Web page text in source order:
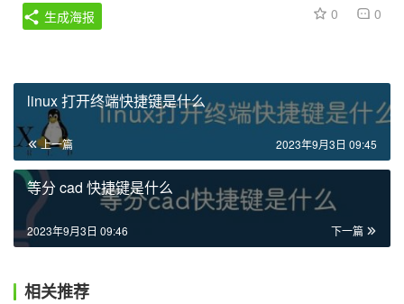
0 0
生成海报
linux 打开终端快捷键是什么
上一篇 2023年9月3日 09:45
等分 cad 快捷键是什么
下一篇
2023年9月3日 09:46
相关推荐